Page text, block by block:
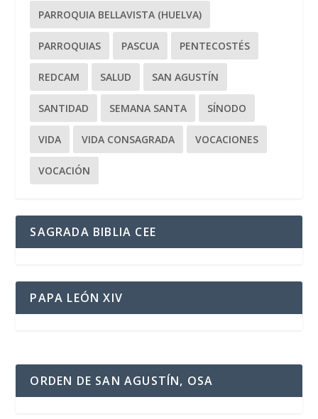
PARROQUIA BELLAVISTA (HUELVA)
PARROQUIAS PASCUA PENTECOSTÉS
REDCAM SALUD SAN AGUSTÍN
SANTIDAD SEMANA SANTA SÍNODO
VIDA VIDA CONSAGRADA VOCACIONES
VOCACIÓN
SAGRADA BIBLIA CEE
PAPA LEÓN XIV
ORDEN DE SAN AGUSTÍN, OSA